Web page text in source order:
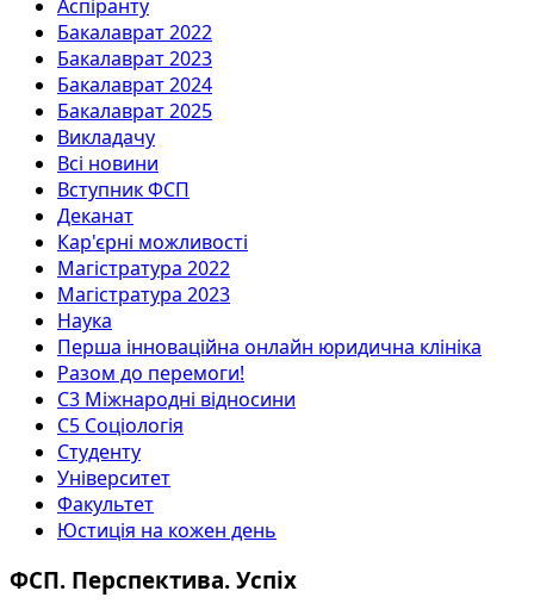
Аспіранту
Бакалаврат 2022
Бакалаврат 2023
Бакалаврат 2024
Бакалаврат 2025
Викладачу
Всі новини
Вступник ФСП
Деканат
Кар'єрні можливості
Магістратура 2022
Магістратура 2023
Наука
Перша інноваційна онлайн юридична клініка
Разом до перемоги!
С3 Міжнародні відносини
С5 Соціологія
Студенту
Університет
Факультет
Юстиція на кожен день
ФСП. Перспектива. Успіх